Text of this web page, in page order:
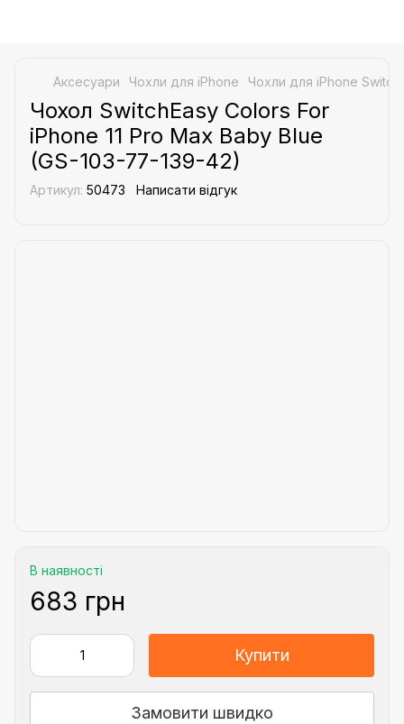
Аксесуари Чохли для iPhone Чохли для iPhone
Чохол SwitchEasy Colors For
iPhone 11 Pro Max Baby Blue
(GS-103-77-139-42)
Артикул: 50473 Написати відгук
В наявності
683 грн
Купити
Замовити швидко